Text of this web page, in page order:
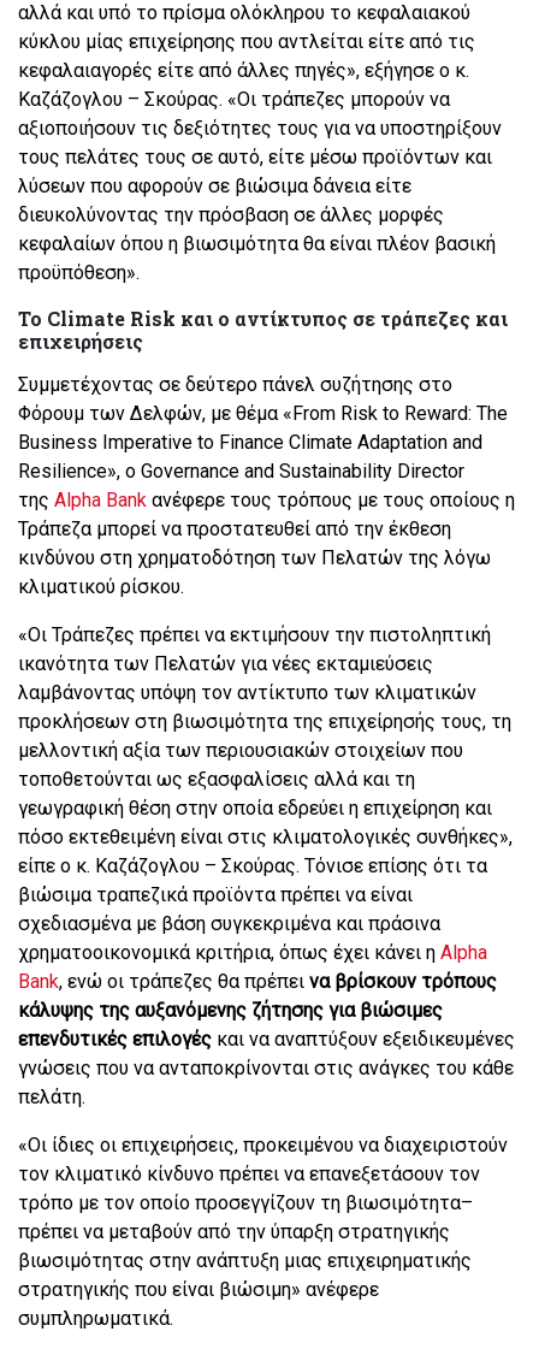
αλλά και υπό το πρίσμα ολόκληρου το κεφαλαιακού
κύκλου μίας επιχείρησης που αντλείται είτε από τις
κεφαλαιαγορές είτε από άλλες πηγές», εξήγησε ο κ.
Καζάζογλου – Σκούρας. «Οι τράπεζες μπορούν να
αξιοποιήσουν τις δεξιότητες τους για να υποστηρίξουν
τους πελάτες τους σε αυτό, είτε μέσω προϊόντων και
λύσεων που αφορούν σε βιώσιμα δάνεια είτε
διευκολύνοντας την πρόσβαση σε άλλες μορφές
κεφαλαίων όπου η βιωσιμότητα θα είναι πλέον βασική
προϋπόθεση».
Το Climate Risk και ο αντίκτυπος σε τράπεζες και
επιχειρήσεις
Συμμετέχοντας σε δεύτερο πάνελ συζήτησης στο
Φόρουμ των Δελφών, με θέμα «From Risk to Reward: The
Business Imperative to Finance Climate Adaptation and
Resilience», ο Governance and Sustainability Director
της Alpha Bank ανέφερε τους τρόπους με τους οποίους η
Τράπεζα μπορεί να προστατευθεί από την έκθεση
κινδύνου στη χρηματοδότηση των Πελατών της λόγω
κλιματικού ρίσκου.
«Οι Τράπεζες πρέπει να εκτιμήσουν την πιστοληπτική
ικανότητα των Πελατών για νέες εκταμιεύσεις
λαμβάνοντας υπόψη τον αντίκτυπο των κλιματικών
προκλήσεων στη βιωσιμότητα της επιχείρησής τους, τη
μελλοντική αξία των περιουσιακών στοιχείων που
τοποθετούνται ως εξασφαλίσεις αλλά και τη
γεωγραφική θέση στην οποία εδρεύει η επιχείρηση και
πόσο εκτεθειμένη είναι στις κλιματολογικές συνθήκες»,
είπε ο κ. Καζάζογλου – Σκούρας. Τόνισε επίσης ότι τα
βιώσιμα τραπεζικά προϊόντα πρέπει να είναι
σχεδιασμένα με βάση συγκεκριμένα και πράσινα
χρηματοοικονομικά κριτήρια, όπως έχει κάνει η Alpha
Bank, ενώ οι τράπεζες θα πρέπει να βρίσκουν τρόπους
κάλυψης της αυξανόμενης ζήτησης για βιώσιμες
επενδυτικές επιλογές και να αναπτύξουν εξειδικευμένες
γνώσεις που να ανταποκρίνονται στις ανάγκες του κάθε
πελάτη.
«Οι ίδιες οι επιχειρήσεις, προκειμένου να διαχειριστούν
τον κλιματικό κίνδυνο πρέπει να επανεξετάσουν τον
τρόπο με τον οποίο προσεγγίζουν τη βιωσιμότητα–
πρέπει να μεταβούν από την ύπαρξη στρατηγικής
βιωσιμότητας στην ανάπτυξη μιας επιχειρηματικής
στρατηγικής που είναι βιώσιμη» ανέφερε
συμπληρωματικά.